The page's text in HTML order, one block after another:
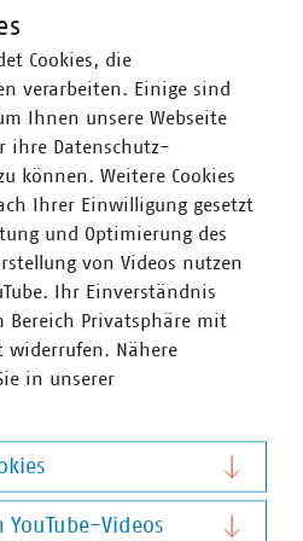
und sind für
verantwortlich.
peterschreiber.media/stock.adobe.com
arbeiten hoch
zahlen nach Tarif
Cookies, die
verarbeiten. Einige sind
Ihnen unsere Webseite
ihre Datenschutz-
können. Weitere Cookies
Ihrer Einwilligung gesetzt
und Optimierung des
von Videos nutzen
Ihr Einverständnis
Bereich Privatsphäre mit
widerrufen. Nähere
in unserer
YouTube-Videos